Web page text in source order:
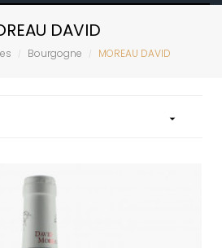
DAVID
Bourgogne MOREAU DAVID
